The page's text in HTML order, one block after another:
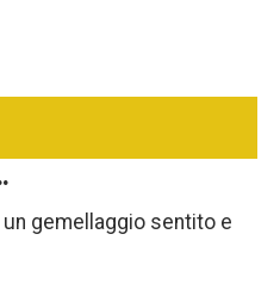
gemellaggio sentito e